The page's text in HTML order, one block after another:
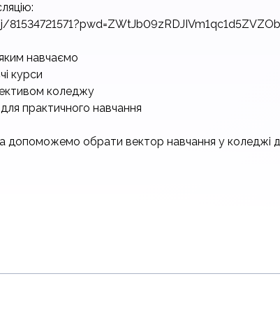
навчаємо
курси
коледжу
практичного навчання
допоможемо обрати вектор навчання у коледжі